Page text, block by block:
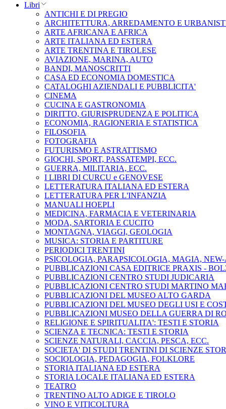
Libri
ANTICHI E DI PREGIO
ARCHITETTURA, ARREDAMENTO E
ARTE AFRICANA E AFRICA
ARTE ITALIANA ED ESTERA
ARTE TRENTINA E TIROLESE
AVIAZIONE, MARINA, AUTO
BANDI, MANOSCRITTI
CASA ED ECONOMIA DOMESTICA
CATALOGHI AZIENDALI E PUBBLICITA'
CINEMA
CUCINA E GASTRONOMIA
DIRITTO, GIURISPRUDENZA E POLITICA
ECONOMIA, RAGIONERIA E STATISTICA
FILOSOFIA
FOTOGRAFIA
FUTURISMO E ASTRATTISMO
GIOCHI, SPORT, PASSATEMPI, ECC.
GUERRA, MILITARIA, ECC.
I LIBRI DI CURCU e GENOVESE
LETTERATURA ITALIANA ED ESTERA
LETTERATURA PER L'INFANZIA
MANUALI HOEPLI
MEDICINA, FARMACIA E VETERINARIA
MODA, SARTORIA E CUCITO
MONTAGNA, VIAGGI, GEOLOGIA
MUSICA: STORIA E PARTITURE
PERIODICI TRENTINI
PSICOLOGIA, PARAPSICOLOGIA, MAGIA,
PUBBLICAZIONI CASA EDITRICE PRAXIS -
PUBBLICAZIONI CENTRO STUDI JUDICARIA
PUBBLICAZIONI CENTRO STUDI MARTINO
PUBBLICAZIONI DEL MUSEO ALTO GARDA
PUBBLICAZIONI DEL MUSEO DEGLI USI E
PUBBLICAZIONI MUSEO DELLA GUERRA DI
RELIGIONE E SPIRITUALITA': TESTI E STORIA
SCIENZA E TECNICA: TESTI E STORIA
SCIENZE NATURALI, CACCIA, PESCA, ECC.
SOCIETA' DI STUDI TRENTINI DI SCIENZE
SOCIOLOGIA, PEDAGOGIA, FOLKLORE
STORIA ITALIANA ED ESTERA
STORIA LOCALE ITALIANA ED ESTERA
TEATRO
TRENTINO ALTO ADIGE E TIROLO
VINO E VITICOLTURA